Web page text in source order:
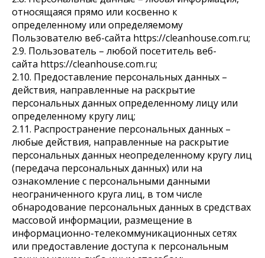
относящаяся прямо или косвенно к
определенному или определяемому
Пользователю веб-сайта https://cleanhouse.com.ru;
2.9. Пользователь – любой посетитель веб-
сайта https://cleanhouse.com.ru;
2.10. Предоставление персональных данных –
действия, направленные на раскрытие
персональных данных определенному лицу или
определенному кругу лиц;
2.11. Распространение персональных данных –
любые действия, направленные на раскрытие
персональных данных неопределенному кругу лиц
(передача персональных данных) или на
ознакомление с персональными данными
неограниченного круга лиц, в том числе
обнародование персональных данных в средствах
массовой информации, размещение в
информационно-телекоммуникационных сетях
или предоставление доступа к персональным